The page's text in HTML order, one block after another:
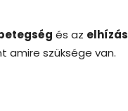
és az elhízás
amire szüksége van.